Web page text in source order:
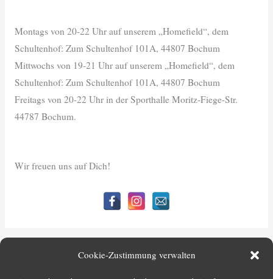
Cookie-Zustimmung verwalten
Montags von 20-22 Uhr auf unserem „Homefield“, dem
Schultenhof: Zum Schultenhof 101A, 44807 Bochum
Mittwochs von 19-21 Uhr auf unserem „Homefield“, dem
Schultenhof: Zum Schultenhof 101A, 44807 Bochum
Freitags von 20-22 Uhr in der Sporthalle Moritz-Fiege-Str.
44787 Bochum.
Wir freuen uns auf Dich!
Vorheriger Beitrag Nächster Beitrag→